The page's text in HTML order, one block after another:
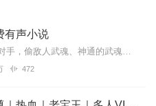
有声小说
假如给你一个可以偷对手，偷敌人武魂、神通的武魂，你会怎么做？穿越斗罗大陆，意外觉醒五色神光，重瞳双生至尊武魂！不仅强化了自身体质，而且还能偷对手武魂，不管对...
472